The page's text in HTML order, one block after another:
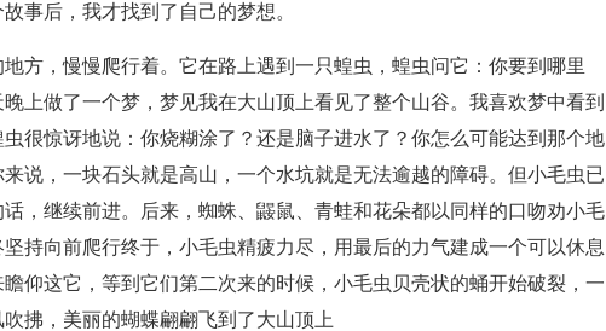
事后，我才找到了自己的梦想。
方，慢慢爬行着。它在路上遇到一只蝗虫，蝗虫问它：你要到哪里
上做了一个梦，梦见我在大山顶上看见了整个山谷。我喜欢梦中看到
很惊讶地说：你烧糊涂了？还是脑子进水了？你怎么可能达到那个地
说，一块石头就是高山，一个水坑就是无法逾越的障碍。但小毛虫已
，继续前进。后来，蜘蛛、鼹鼠、青蛙和花朵都以同样的口吻劝小毛
持向前爬行终于，小毛虫精疲力尽，用最后的力气建成一个可以休息
仰这它，等到它们第二次来的时候，小毛虫贝壳状的蛹开始破裂，一
拂，美丽的蝴蝶翩翩飞到了大山顶上